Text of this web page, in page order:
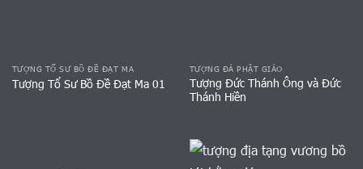
TƯỢNG TỔ SƯ BỒ ĐỀ ĐẠT MA
Tượng Tổ Sư Bồ Đề Đạt Ma 01
TƯỢNG ĐÁ PHẬT GIÁO
Tượng Đức Thánh Ông và Đức
Thánh Hiền